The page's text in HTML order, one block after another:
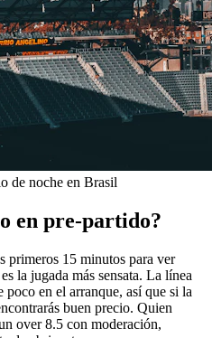
de noche en Brasil
en pre-partido?
primeros 15 minutos para ver
la jugada más sensata. La línea
poco en el arranque, así que si la
buen precio. Quien
over 8.5 con moderación,